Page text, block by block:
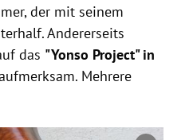
der mit seinem
Andererseits
das "Yonso Project" in
Mehrere